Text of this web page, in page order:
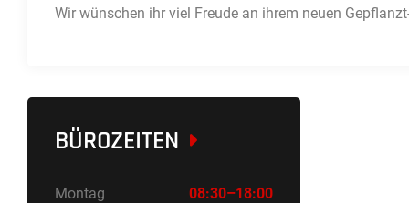
Wir wünschen ihr viel Freude an ihrem neuen
BÜROZEITEN
Montag 08:30–18:00